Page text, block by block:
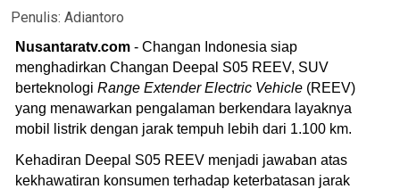
Penulis: Adiantoro
Nusantaratv.com - Changan Indonesia siap
menghadirkan Changan Deepal S05 REEV, SUV
berteknologi Range Extender Electric Vehicle (REEV)
yang menawarkan pengalaman berkendara layaknya
mobil listrik dengan jarak tempuh lebih dari 1.100 km.
Kehadiran Deepal S05 REEV menjadi jawaban atas
kekhawatiran konsumen terhadap keterbatasan jarak